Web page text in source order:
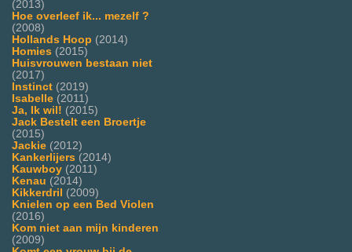
(2013)
Hoe overleef ik... mezelf ?
(2008)
Hollands Hoop (2014)
Homies (2015)
Huisvrouwen bestaan niet
(2017)
Instinct (2019)
Isabelle (2011)
Ja, Ik wil! (2015)
Jack Bestelt een Broertje
(2015)
Jackie (2012)
Kankerlijers (2014)
Kauwboy (2011)
Kenau (2014)
Kikkerdril
(2009)
Knielen op een Bed Violen
(2016)
Kom niet aan mijn kinderen
(2009)